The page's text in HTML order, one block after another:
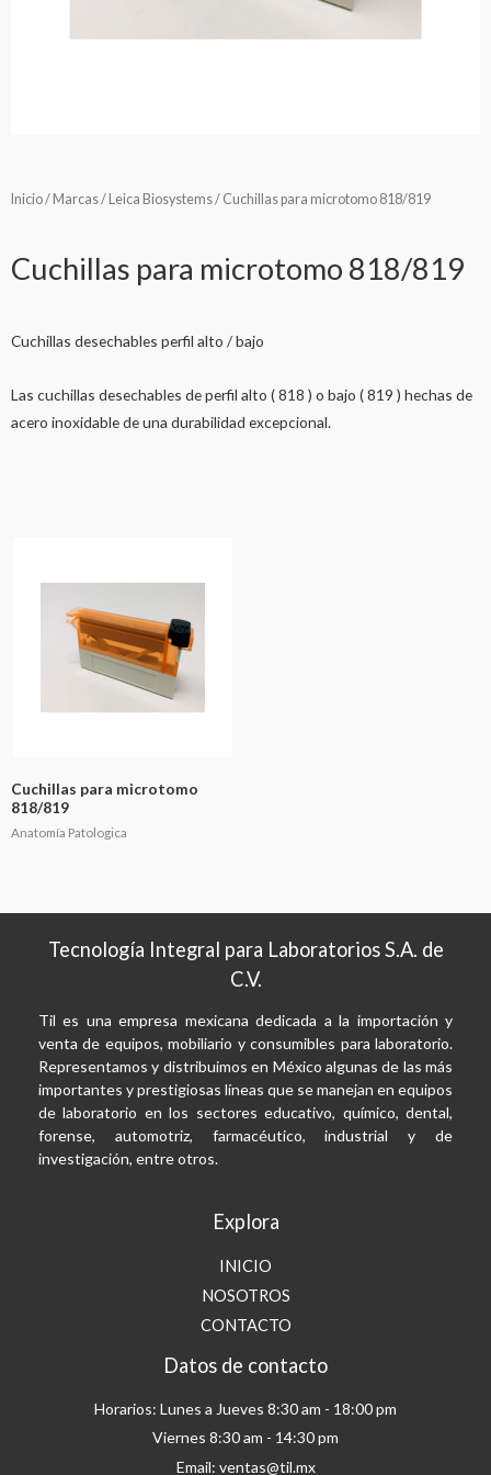
Inicio/ Marcas/ Leica Biosystems/ Cuchillas para microtomo 818/819
Cuchillas para microtomo 818/819
Cuchillas desechables perfil alto / bajo
Las cuchillas desechables de perfil alto ( 818 ) o bajo ( 819 ) hechas de
acero inoxidable de una durabilidad excepcional.
Cuchillas para microtomo
818/819
Anatomía Patologica
Tecnología Integral para Laboratorios S.A. de
C.V.
Til es una empresa mexicana dedicada a la importación y
venta de equipos, mobiliario y consumibles para laboratorio.
Representamos y distribuimos en México algunas de las más
importantes y prestigiosas líneas que se manejan en equipos
de laboratorio en los sectores educativo, químico, dental,
forense, automotriz, farmacéutico, industrial y de
investigación, entre otros.
Explora
INICIO
NOSOTROS
CONTACTO
Datos de contacto
Horarios: Lunes a Jueves 8:30 am - 18:00 pm
Viernes 8:30 am - 14:30 pm
Email: ventas@til.mx